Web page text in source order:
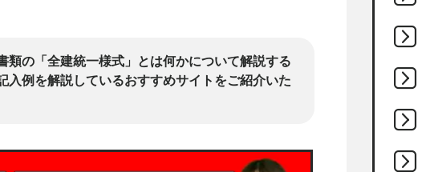
類の「全建統一様式」とは何かについて解説する
入例を解説しているおすすめサイトをご紹介いた